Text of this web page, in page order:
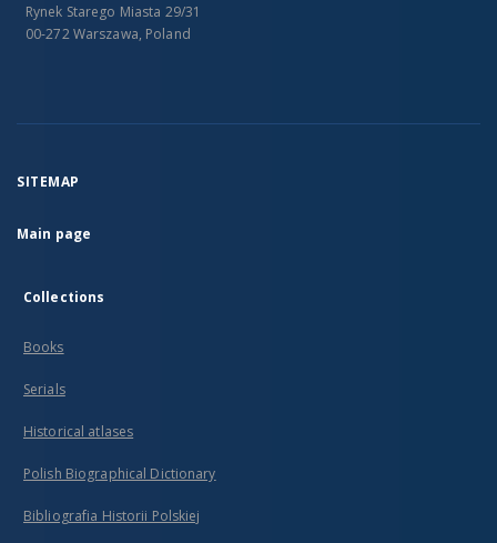
Rynek Starego Miasta 29/31
00-272 Warszawa, Poland
SITEMAP
Main page
Collections
Books
Serials
Historical atlases
Polish Biographical Dictionary
Bibliografia Historii Polskiej